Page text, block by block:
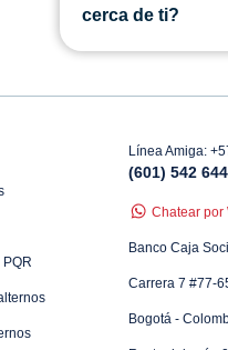
cerca de ti?
Línea Amiga:
(601) 542
Chatear por
Banco Caja
Carrera 7 #77-
Bogotá -